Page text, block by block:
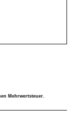
Mehrwertsteuer.